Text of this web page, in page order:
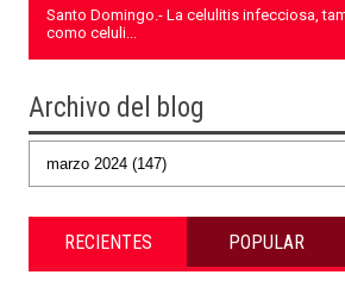
Santo Domingo.- La celulitis infecciosa,
como celuli...
Archivo del blog
RECIENTES POPULAR